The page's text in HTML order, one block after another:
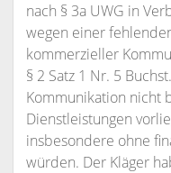
nach § 3a UWG in
wegen einer
kommerzieller
§ 2 Satz 1 Nr. 5
Kommunikation nicht
Dienstleistungen
insbesondere ohne
würden. Der Kläger